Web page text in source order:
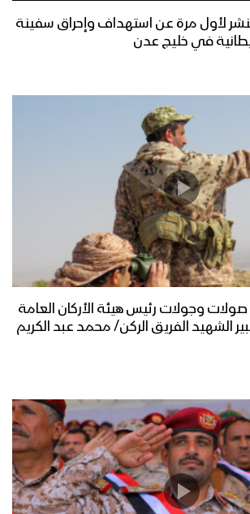
لأول مرة عن استهداف وإحراق سفينة
في خليج عدن
وجولات رئيس هيئة الأركان العامة
الشهيد الفريق الركن/ محمد عبد الكريم